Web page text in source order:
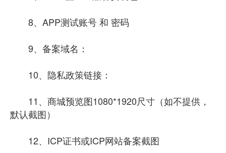
8、APP测试账号 和 密码
9、备案域名：
10、隐私政策链接：
11、商城预览图1080*1920尺寸（如不提供，
默认截图）
12、ICP证书或ICP网站备案截图